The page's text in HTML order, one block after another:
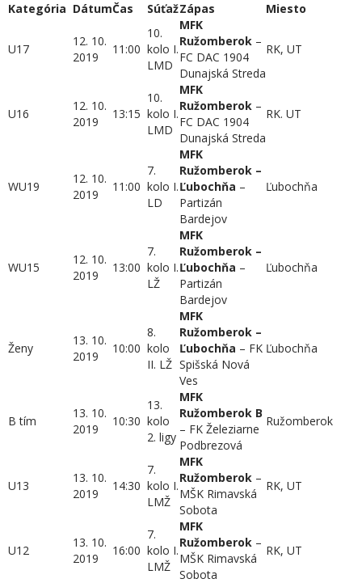
Kategória DátumČas SúťažZápas Miesto
U17
12. 10.
2019
11:00
10.
kolo I.
LMD
MFK
Ružomberok –
FC DAC 1904
Dunajská Streda
RK, UT
U16
12. 10.
2019
13:15
10.
kolo I.
LMD
MFK
Ružomberok –
FC DAC 1904
Dunajská Streda
RK. UT
WU19
12. 10.
2019
11:00
7.
kolo I.
LD
MFK
Ružomberok –
Ľubochňa –
Partizán
Bardejov
Ľubochňa
WU15
12. 10.
2019
13:00
7.
kolo I.
LŽ
MFK
Ružomberok –
Ľubochňa –
Partizán
Bardejov
Ľubochňa
Ženy
13. 10.
2019
10:00
8.
kolo
II. LŽ
MFK
Ružomberok –
Ľubochňa – FK
Spišská Nová
Ves
Ľubochňa
B tím
13. 10.
2019
10:30
13.
kolo
2. ligy
MFK
Ružomberok B
– FK Železiarne
Podbrezová
Ružomberok
U13
13. 10.
2019
14:30
7.
kolo I.
LMŽ
MFK
Ružomberok –
MŠK Rimavská
Sobota
RK, UT
U12
13. 10.
2019
16:00
7.
kolo I.
LMŽ
MFK
Ružomberok –
MŠK Rimavská
Sobota
RK, UT